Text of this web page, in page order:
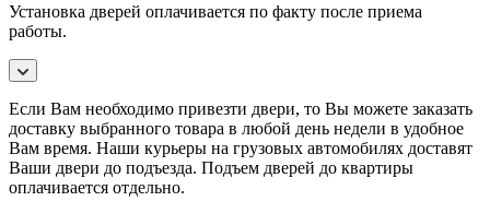
Установка дверей оплачивается по факту после приема
работы.
Если Вам необходимо привезти двери, то Вы можете заказать
доставку выбранного товара в любой день недели в удобное
Вам время. Наши курьеры на грузовых автомобилях доставят
Ваши двери до подъезда. Подъем дверей до квартиры
оплачивается отдельно.